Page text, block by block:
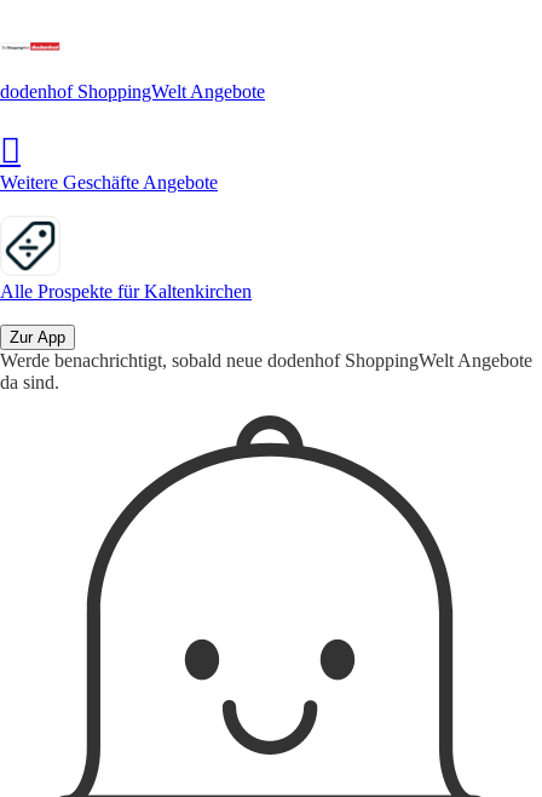
dodenhof ShoppingWelt Angebote
Weitere Geschäfte Angebote
Alle Prospekte für Kaltenkirchen
Zur App
Werde benachrichtigt, sobald neue dodenhof ShoppingWelt Angebote
da sind.